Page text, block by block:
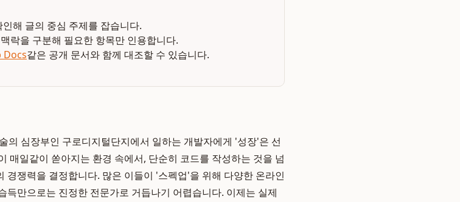
해 글의 중심 주제를 잡습니다.
락을 구분해 필요한 항목만 인용합니다.
Docs같은 공개 문서와 함께 대조할 수 있습니다.
의 심장부인 구로디지털단지에서 일하는 개발자에게 '성장'은 선
매일같이 쏟아지는 환경 속에서, 단순히 코드를 작성하는 것을 넘
경쟁력을 결정합니다. 많은 이들이 '스펙업'을 위해 다양한 온라인
득만으로는 진정한 전문가로 거듭나기 어렵습니다. 이제는 실제